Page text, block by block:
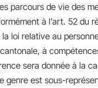
parcours de vie des
à l’art. 52 du
la loi relative au
à
sera donnée à la
genre est sous-